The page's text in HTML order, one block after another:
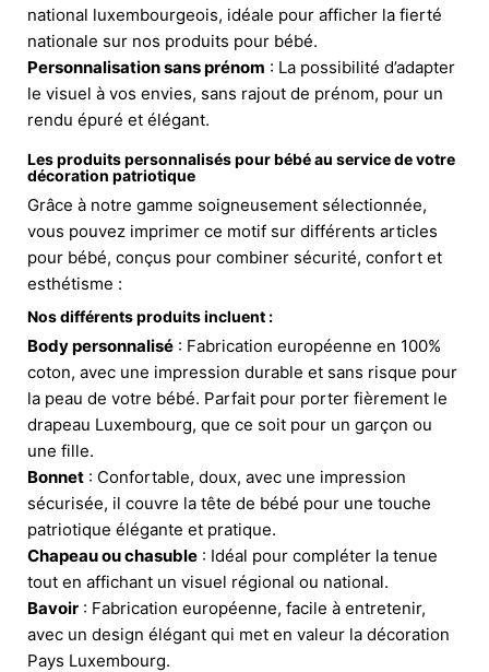
national luxembourgeois, idéale pour afficher la fierté
nationale sur nos produits pour bébé.
Personnalisation sans prénom : La possibilité d’adapter
le visuel à vos envies, sans rajout de prénom, pour un
rendu épuré et élégant.
Les produits personnalisés pour bébé au service de votre
décoration patriotique
Grâce à notre gamme soigneusement sélectionnée,
vous pouvez imprimer ce motif sur différents articles
pour bébé, conçus pour combiner sécurité, confort et
esthétisme :
Nos différents produits incluent :
Body personnalisé : Fabrication européenne en 100%
coton, avec une impression durable et sans risque pour
la peau de votre bébé. Parfait pour porter fièrement le
drapeau Luxembourg, que ce soit pour un garçon ou
une fille.
Bonnet : Confortable, doux, avec une impression
sécurisée, il couvre la tête de bébé pour une touche
patriotique élégante et pratique.
Chapeau ou chasuble : Idéal pour compléter la tenue
tout en affichant un visuel régional ou national.
Bavoir : Fabrication européenne, facile à entretenir,
avec un design élégant qui met en valeur la décoration
Pays Luxembourg.